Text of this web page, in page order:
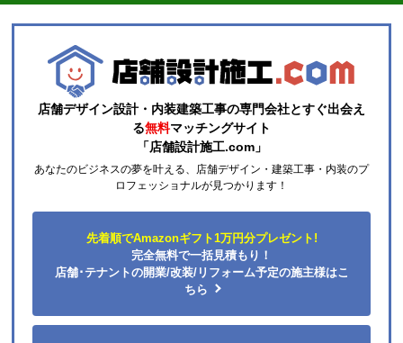
店舗デザイン設計・内装建築工事の専門会社とすぐ出会え
る無料マッチングサイト
「店舗設計施工.com」
あなたのビジネスの夢を叶える、店舗デザイン・建築工事・内装のプ
ロフェッショナルが見つかります！
先着順でAmazonギフト1万円分プレゼント!
完全無料で一括見積もり！
店舗･テナントの開業/改装/リフォーム予定の施主様はこ
ちら